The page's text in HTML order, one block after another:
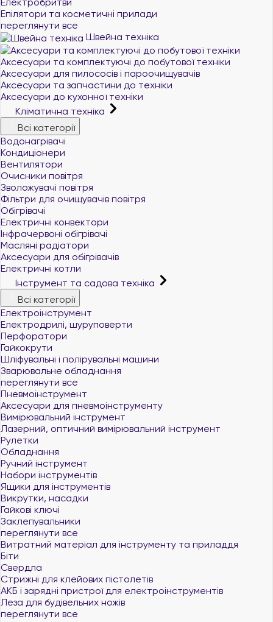
Епілятори та косметичні прилади
переглянути все
Швейна техніка
Аксесуари та комплектуючі до побутової техніки
Аксесуари для пилососів і пароочищувачів
Аксесуари та запчастини до техніки
Аксесуари до кухонної техніки
Кліматична техніка
Всі категорії
Водонагрівачі
Кондиціонери
Вентилятори
Очисники повітря
Зволожувачі повітря
Фільтри для очищувачів повітря
Обігрівачі
Електричні конвектори
Інфрачервоні обігрівачі
Масляні радіатори
Аксесуари для обігрівачів
Електричні котли
Інструмент та садова техніка
Всі категорії
Електроінструмент
Електродрилі, шуруповерти
Перфоратори
Гайкокрути
Шліфувальні і полірувальні машини
Зварювальне обладнання
переглянути все
Пневмоінструмент
Аксесуари для пневмоінструменту
Вимірювальний інструмент
Лазерний, оптичний вимірювальний інструмент
Рулетки
Обладнання
Ручний інструмент
Набори інструментів
Ящики для інструментів
Викрутки, насадки
Гайкові ключі
Заклепувальники
переглянути все
Витратний матеріал для інструменту та приладдя
Біти
Свердла
Стрижні для клейових пістолетів
АКБ і зарядні пристрої для електроінструментів
Леза для будівельних ножів
переглянути все